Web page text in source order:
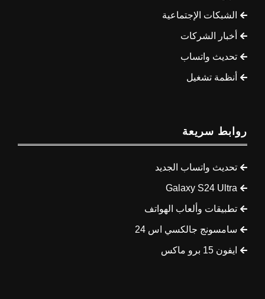
الشبكات الإجتماعية
أخبار الشركات
تحديث واتساب
أنظمة تشغيل
روابط سريعة
تحديث واتساب الجديد
Galaxy S24 Ultra
تطبيقات وألعاب الهواتف
سامسونج جالكسي اس 24
ايفون 15 برو ماكس